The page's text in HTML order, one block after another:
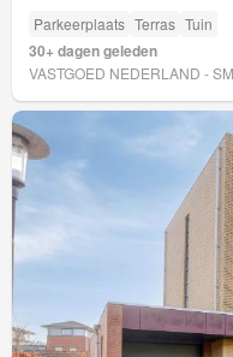
Parkeerplaats Terras Tuin
30+ dagen geleden
VASTGOED NEDERLAND -